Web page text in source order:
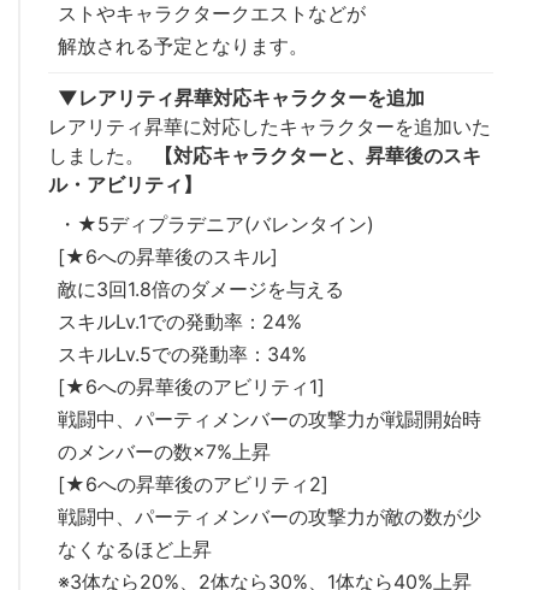
ストやキャラクタークエストなどが
解放される予定となります。
▼レアリティ昇華対応キャラクターを追加
レアリティ昇華に対応したキャラクターを追加いた
しました。
【対応キャラクターと、昇華後のスキ
ル・アビリティ】
・★5ディプラデニア(バレンタイン)
[★6への昇華後のスキル]
敵に3回1.8倍のダメージを与える
スキルLv.1での発動率：24%
スキルLv.5での発動率：34%
[★6への昇華後のアビリティ1]
戦闘中、パーティメンバーの攻撃力が戦闘開始時
のメンバーの数×7%上昇
[★6への昇華後のアビリティ2]
戦闘中、パーティメンバーの攻撃力が敵の数が少
なくなるほど上昇
※3体なら20%、2体なら30%、1体なら40%上昇